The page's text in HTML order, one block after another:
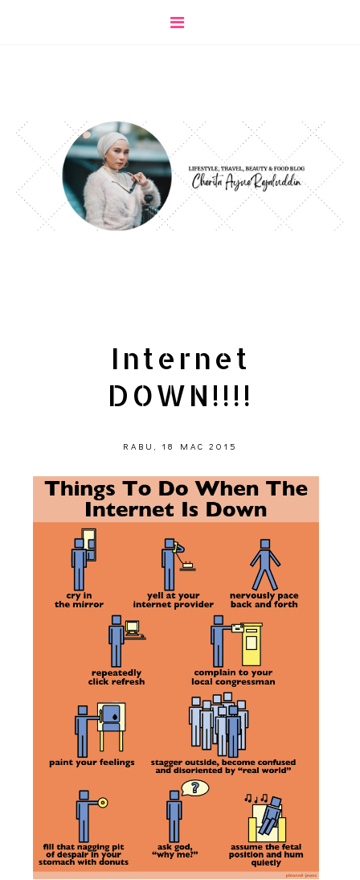
Internet
DOWN!!!!
RABU, 18 MAC 2015